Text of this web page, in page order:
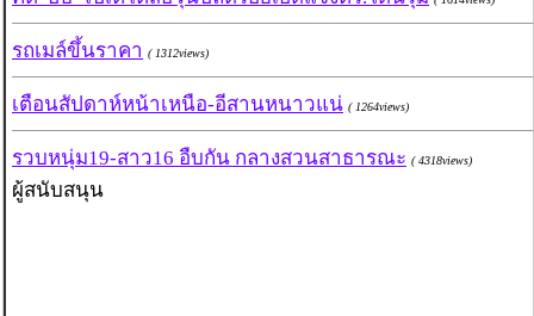
รถเมล์ขึ้นราคา ( 1312views)
เตือนสัปดาห์หน้าเหนือ-อีสานหนาวแน่ ( 1264views)
รวบหนุ่ม19-สาว16 อืบกัน กลางสวนสาธารณะ ( 4318views)
ผู้สนับสนุน